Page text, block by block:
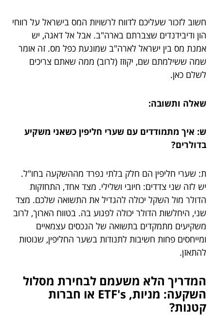
חשוב לזכור שעליכם לדווח לרשויות המס בישראל על רווחי
הון ודיבידנדים שצברתם בארה"ב. אבל אל דאגה, יש
אמנת מס בין ישראל לארה"ב שמונעת כפל מס. זה אומר
שמה ששילמתם שם, יקוזז (לרוב) ממה שאתם צריכים
לשלם כאן.
שאלה ותשובה:
ש: איך מתמודדים עם שערי חליפין כשאני משקיע
בדולרים?
ת: שערי חליפין הם חלק בלתי נפרד מההשקעה בחו"ל.
יש לזה שני צדדים: חיובי ושלילי. מצד אחד, התחזקות
הדולר מול השקל יכולה להגדיל את התשואה שלכם. מצד
שני, היחלשות הדולר יכולה לפגוע בה. בטווח הארוך, לרוב
משקיעים מתמקדים בתשואה של הנכסים עצמאיים
ומייחסים פחות חשיבות לתנודות בשער החליפין, שנוטות
להתאזן.
המדריך הלא משעמם לבחירת מסלול
השקעה: מניות, ETF's או חברות
קטנות?